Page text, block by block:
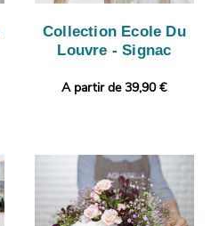
Collection Ecole Du
Louvre - Signac
A partir de 39,90 €